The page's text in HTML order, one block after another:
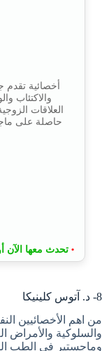
أخصائية تقدم
والاكتئاب
العلاقات
• تحدث معها الآن
8- د. آتوس كلينيكا
من اهم الأخصائيين
والسلوكية والأمراض